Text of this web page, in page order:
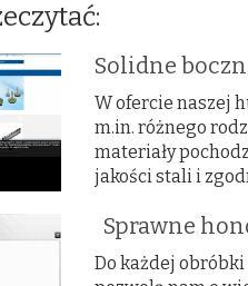
Solidne
W ofercie naszej
m.in. różnego
materiały
jakości stali i
Sprawne
Do każdej